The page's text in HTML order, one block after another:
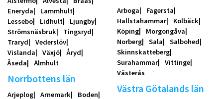
Eneryda
Lammhult
Lessebo
Lidhult
Ljungby
Strömsnäsbruk
Tingsryd
Traryd
Vederslöv
Vislanda
Växjö
Åryd
Åseda
Älmhult
Norrbottens län
Arjeplog Arnemark
Boden
Arboga
Fagersta
Hallstahammar
Kolbäck
Köping
Morgongåva
Norberg
Sala
Salbohed
Skinnskatteberg
Surahammar
Vittinge
Västerås
Västra Götalands län